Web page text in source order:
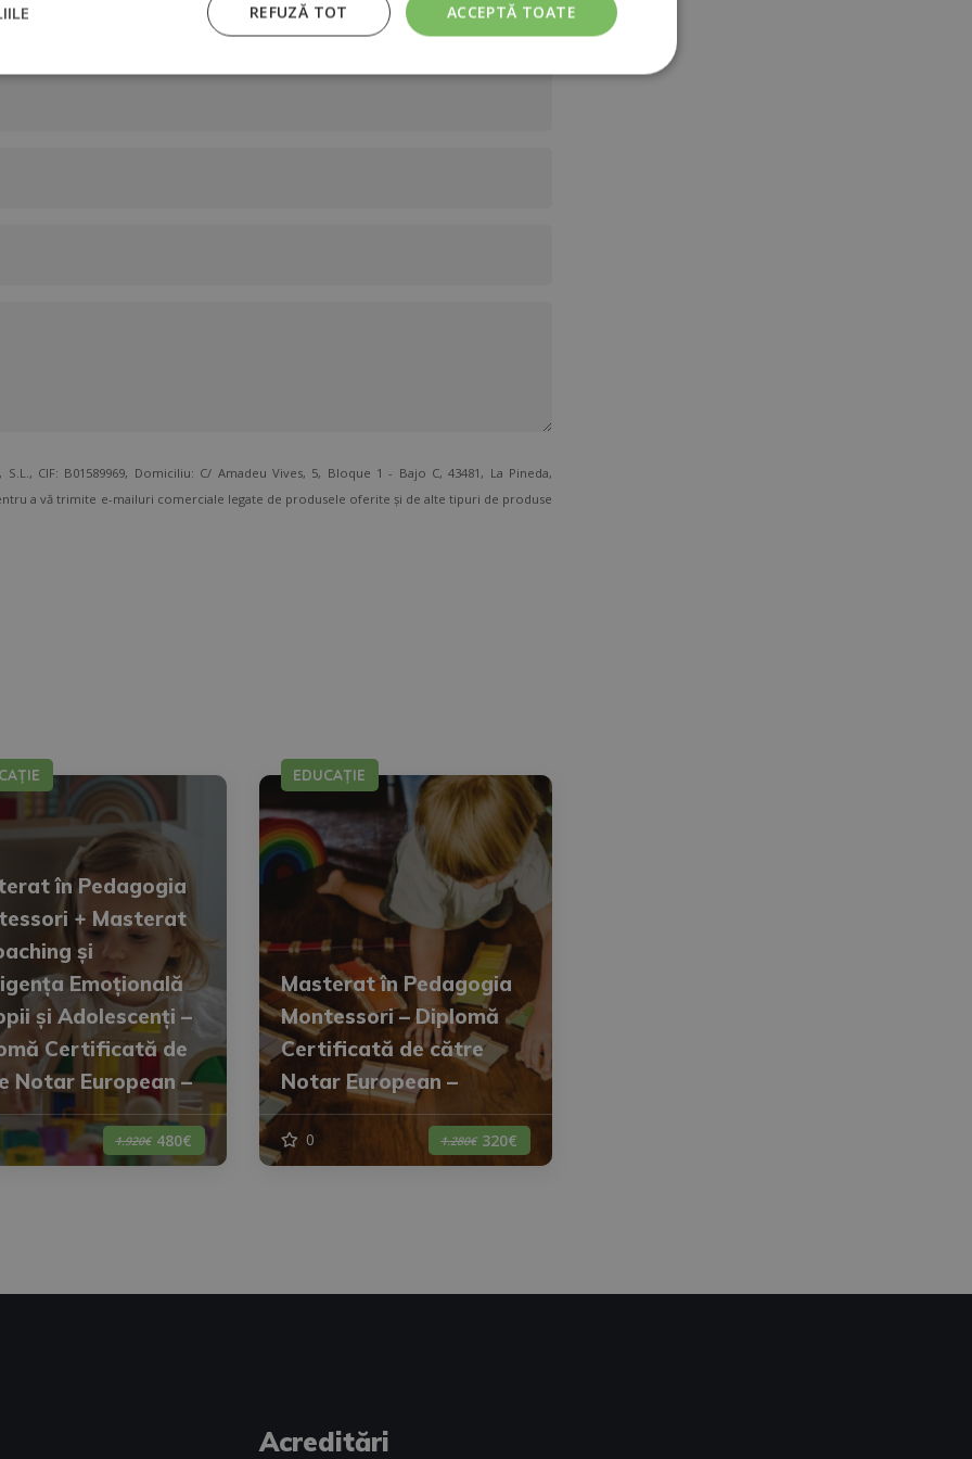
S.L., CIF: B01589969, Domiciliu: C/ Amadeu Vives, 5, Bloque 1 - Bajo C, 43481, La Pineda,
a vă trimite e-mailuri comerciale legate de produsele oferite și de alte tipuri de produse
adresă direccion@grupotarraco.com
în Pedagogia
+ Masterat
și
Emoțională
și Adolescenți –
Certificată de
Notar European –
1.920€ 480€
EDUCAȚIE
Masterat în Pedagogia
Montessori – Diplomă
Certificată de către
Notar European –
0 1.280€ 320€
Acreditări
ACCEPTĂ TOATE
REFUZĂ TOT